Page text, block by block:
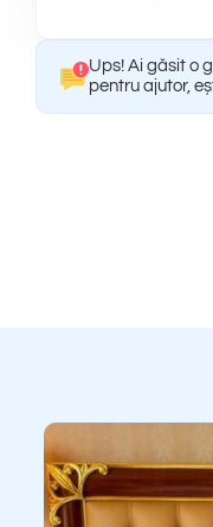
Ups! Ai găsit o
pentru ajutor,